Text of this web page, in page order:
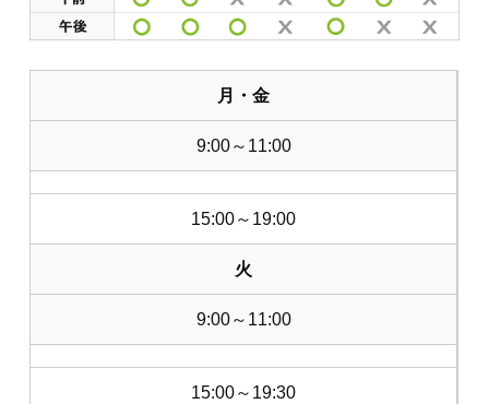
月・金
9:00～11:00
15:00～19:00
火
9:00～11:00
15:00～19:30